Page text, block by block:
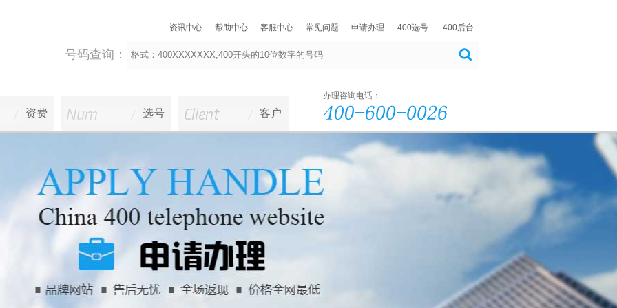
400后台
400选号
申请办理
常见问题
客服中心
帮助中心
资讯中心
号码查询：
资费 选号 客户
办理咨询电话：